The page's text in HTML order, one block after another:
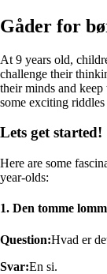
Gåder for
At 9 years old,
challenge their
their minds and
some exciting
Lets get started!
Here are some
year-olds:
1. Den tomme
Question:Hvad er
Svar:En si.